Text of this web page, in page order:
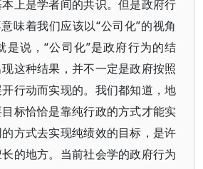
上是学者间的共识。但是政府行
味着我们应该以“公司化”的视角
是说，“公司化”是政府行为的结
这种结果，并不一定是政府按照
行动而实现的。我们都知道，地
标恰恰是靠纯行政的方式才能实
方式去实现纯绩效的目标，是许
的地方。当前社会学的政府行为